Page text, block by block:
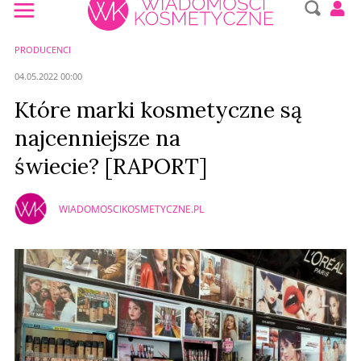
PRODUCENCI
04.05.2022 00:00
Które marki kosmetyczne są
najcenniejsze na
świecie? [RAPORT]
WIADOMOSCIKOSMETYCZNE.PL